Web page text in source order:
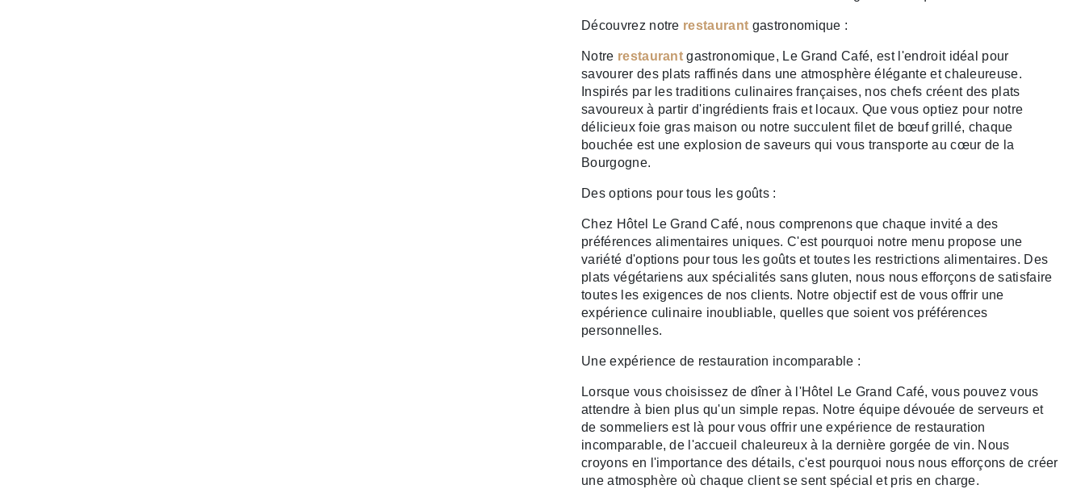
Découvrez notre restaurant gastronomique :
Notre restaurant gastronomique, Le Grand Café, est l'endroit idéal pour
savourer des plats raffinés dans une atmosphère élégante et chaleureuse.
Inspirés par les traditions culinaires françaises, nos chefs créent des plats
savoureux à partir d'ingrédients frais et locaux. Que vous optiez pour notre
délicieux foie gras maison ou notre succulent filet de bœuf grillé, chaque
bouchée est une explosion de saveurs qui vous transporte au cœur de la
Bourgogne.
Des options pour tous les goûts :
Chez Hôtel Le Grand Café, nous comprenons que chaque invité a des
préférences alimentaires uniques. C'est pourquoi notre menu propose une
variété d'options pour tous les goûts et toutes les restrictions alimentaires. Des
plats végétariens aux spécialités sans gluten, nous nous efforçons de satisfaire
toutes les exigences de nos clients. Notre objectif est de vous offrir une
expérience culinaire inoubliable, quelles que soient vos préférences
personnelles.
Une expérience de restauration incomparable :
Lorsque vous choisissez de dîner à l'Hôtel Le Grand Café, vous pouvez vous
attendre à bien plus qu'un simple repas. Notre équipe dévouée de serveurs et
de sommeliers est là pour vous offrir une expérience de restauration
incomparable, de l'accueil chaleureux à la dernière gorgée de vin. Nous
croyons en l'importance des détails, c'est pourquoi nous nous efforçons de créer
une atmosphère où chaque client se sent spécial et pris en charge.